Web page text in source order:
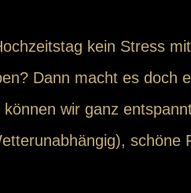
kein Stress
Dann macht es doch
wir ganz
schöne